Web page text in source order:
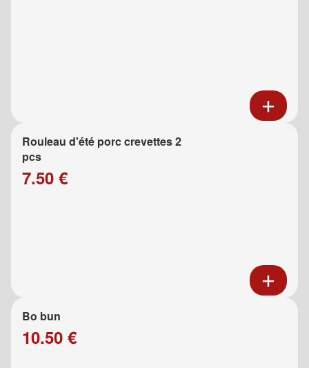
Rouleau d'été porc crevettes 2
pcs
7.50 €
Bo bun
10.50 €